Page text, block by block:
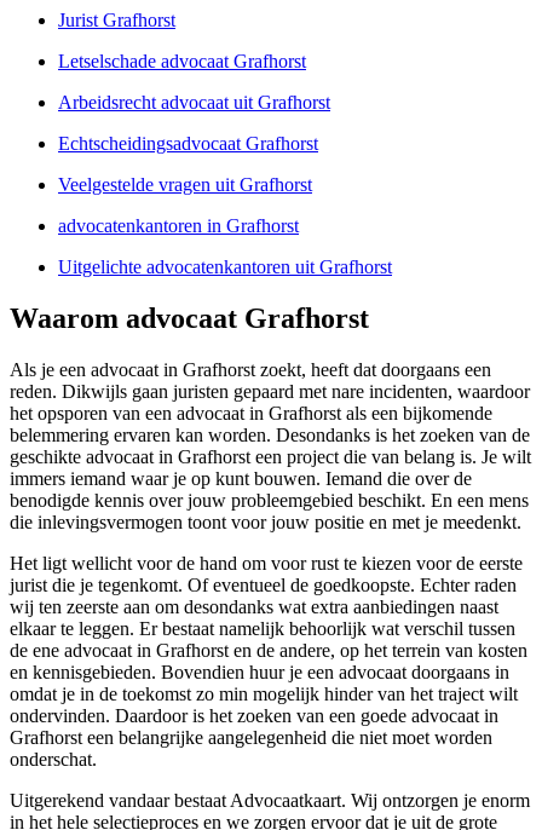
Jurist Grafhorst
Letselschade advocaat Grafhorst
Arbeidsrecht advocaat uit Grafhorst
Echtscheidingsadvocaat Grafhorst
Veelgestelde vragen uit Grafhorst
advocatenkantoren in Grafhorst
Uitgelichte advocatenkantoren uit Grafhorst
Waarom advocaat Grafhorst
Als je een advocaat in Grafhorst zoekt, heeft dat doorgaans een
reden. Dikwijls gaan juristen gepaard met nare incidenten, waardoor
het opsporen van een advocaat in Grafhorst als een bijkomende
belemmering ervaren kan worden. Desondanks is het zoeken van de
geschikte advocaat in Grafhorst een project die van belang is. Je wilt
immers iemand waar je op kunt bouwen. Iemand die over de
benodigde kennis over jouw probleemgebied beschikt. En een mens
die inlevingsvermogen toont voor jouw positie en met je meedenkt.
Het ligt wellicht voor de hand om voor rust te kiezen voor de eerste
jurist die je tegenkomt. Of eventueel de goedkoopste. Echter raden
wij ten zeerste aan om desondanks wat extra aanbiedingen naast
elkaar te leggen. Er bestaat namelijk behoorlijk wat verschil tussen
de ene advocaat in Grafhorst en de andere, op het terrein van kosten
en kennisgebieden. Bovendien huur je een advocaat doorgaans in
omdat je in de toekomst zo min mogelijk hinder van het traject wilt
ondervinden. Daardoor is het zoeken van een goede advocaat in
Grafhorst een belangrijke aangelegenheid die niet moet worden
onderschat.
Uitgerekend vandaar bestaat Advocaatkaart. Wij ontzorgen je enorm
in het hele selectieproces en we zorgen ervoor dat je uit de grote